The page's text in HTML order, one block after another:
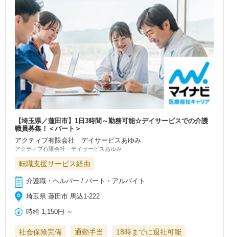
【埼玉県／蓮田市】1日3時間～勤務可能☆デイサービスでの介護
職員募集！＜パート＞
アクティブ有限会社 デイサービスあゆみ
アクティブ有限会社 デイサービスあゆみ
転職支援サービス経由
介護職・ヘルパー / パート・アルバイト
埼玉県 蓮田市 馬込1-222
時給 1,150円 ～
社会保険完備 通勤手当 18時までに退社可能